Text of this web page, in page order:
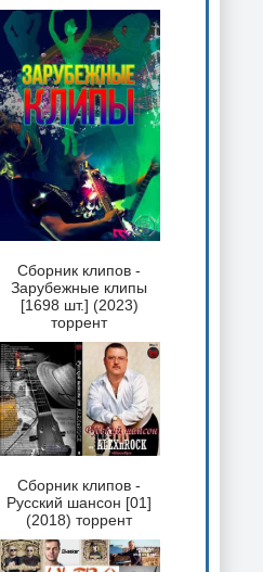
Сборник клипов -
Зарубежные клипы
[1698 шт.] (2023)
торрент
Сборник клипов -
Русский шансон [01]
(2018) торрент